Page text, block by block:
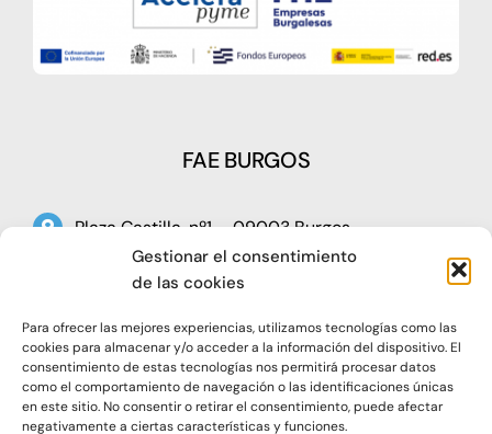
Gestionar el consentimiento
de las cookies
Para ofrecer las mejores experiencias, utilizamos tecnologías como las
cookies para almacenar y/o acceder a la información del dispositivo. El
consentimiento de estas tecnologías nos permitirá procesar datos
como el comportamiento de navegación o las identificaciones únicas
en este sitio. No consentir o retirar el consentimiento, puede afectar
negativamente a ciertas características y funciones.
FAE BURGOS
Plaza Castilla, nº1 – 09003 Burgos
Telf: 947 266 142
oap@faeburgos.org